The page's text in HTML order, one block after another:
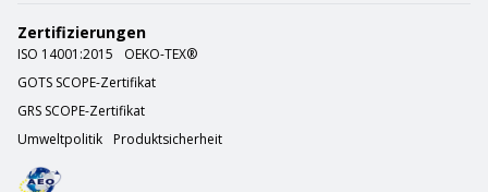
Zertifizierungen
ISO 14001:2015
OEKO-TEX®
GOTS SCOPE-Zertifikat
GRS SCOPE-Zertifikat
Umweltpolitik
Produktsicherheit